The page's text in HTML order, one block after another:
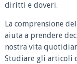
diritti e doveri.
La comprensione
aiuta a prendere
nostra vita
Studiare gli articoli